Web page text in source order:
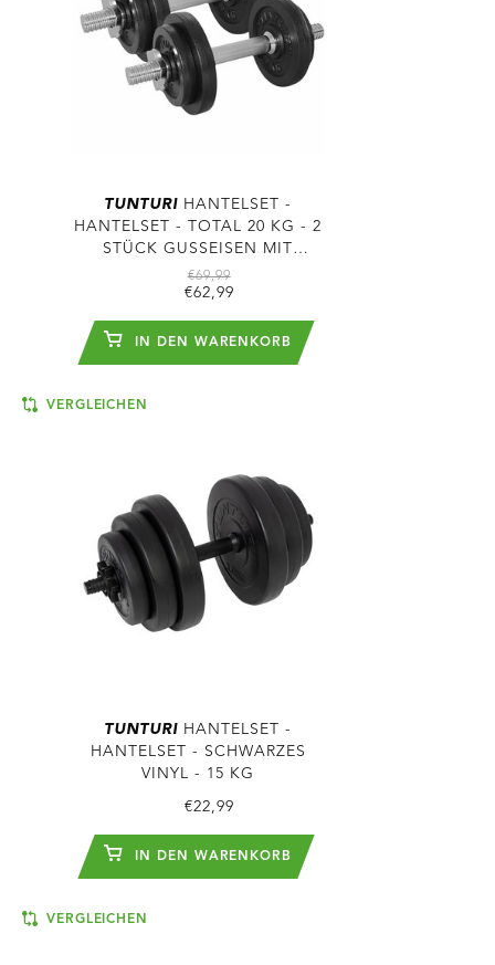
TUNTURI HANTELSET -
HANTELSET - TOTAL 20 KG - 2
STÜCK GUSSEISEN MIT
SCHRAUBVERSCHLÜSSEN
€69,99
€62,99
IN DEN WARENKORB
VERGLEICHEN
TUNTURI HANTELSET -
HANTELSET - SCHWARZES
VINYL - 15 KG
€22,99
IN DEN WARENKORB
VERGLEICHEN